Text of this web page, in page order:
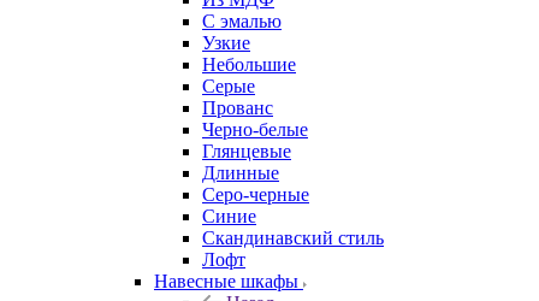
С эмалью
Узкие
Небольшие
Серые
Прованс
Черно-белые
Глянцевые
Длинные
Серо-черные
Синие
Скандинавский стиль
Лофт
Навесные шкафы